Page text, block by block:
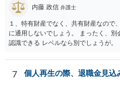
内藤 政信 弁護士
１、特有財産でなく、共有財産なので
に通用しないでしょう。 まったく、別
認識できる レベルなら別でしょうが。
7 個人再生の際、退職金見込